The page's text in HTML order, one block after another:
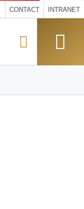
CONTACT INTRANET